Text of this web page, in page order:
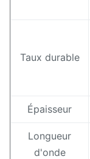
Taux durable
Épaisseur
Longueur
d'onde